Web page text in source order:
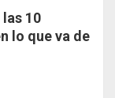
10
lo que va de